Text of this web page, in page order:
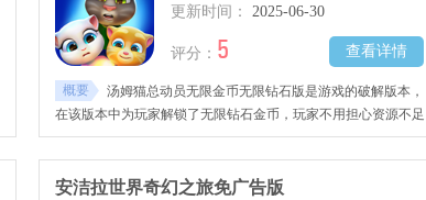
更新时间：
2025-06-30
查看详情
评分： 5
概要
汤姆猫总动员无限金币无限钻石版是游戏的破解版本，
在该版本中为玩家解锁了无限钻石金币，玩家不用担心资源不足
的问题。这是一款小动物养成游戏，在游戏中为玩家提供了可爱
治愈的游戏画风。
安洁拉世界奇幻之旅免广告版